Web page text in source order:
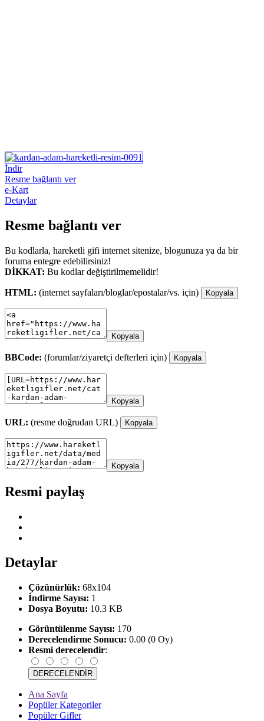
İndir
Resme bağlantı ver
e-Kart
Detaylar
Resme bağlantı ver
Bu kodlarla, hareketli gifi internet sitenize, blogunuza ya da bir
foruma entegre edebilirsiniz!
DİKKAT: Bu kodlar değiştirilmemelidir!
HTML: (internet sayfaları/bloglar/epostalar/vs. için) Kopyala
Kopyala
BBCode: (forumlar/ziyaretçi defterleri için) Kopyala
Kopyala
URL: (resme doğrudan URL) Kopyala
Kopyala
Resmi paylaş
Detaylar
Çözünürlük: 68x104
İndirme Sayısı: 1
Dosya Boyutu: 10.3 KB
Görüntülenme Sayısı: 170
Derecelendirme Sonucu: 0.00 (0 Oy)
Resmi derecelendir:
Ana Sayfa
Popüler Kategoriler
Popüler Gifler